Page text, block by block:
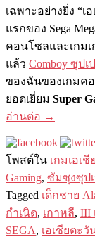
เฉพาะอย่างยิ่ง “
แรกของ Sega
คอนโซลและเกม
แล้ว Comboy ซุปเ
ของฉันของเกมค
ยอดเยี่ยม Super
อ่านต่อ →
โพสต์ใน เกมเอเชีย
Gaming, ซัมซุงซุปเ
Tagged เด็กชาย
กำเนิด, เกาหลี, III
SEGA, เอเชียตะวั